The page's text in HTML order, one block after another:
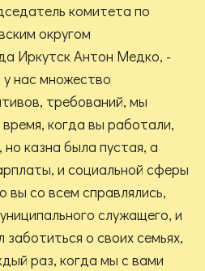
комитета по
округом
Иркутск Антон Медко, -
нас множество
требований, мы
когда вы работали,
казна была пустая, а
и социальной сферы
со всем справлялись,
служащего, и
о своих семьях,
раз, когда мы с вами